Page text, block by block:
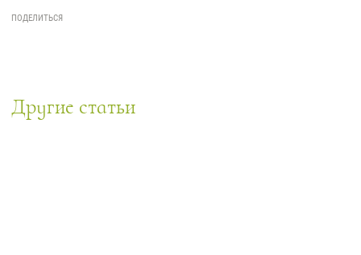
Другие статьи